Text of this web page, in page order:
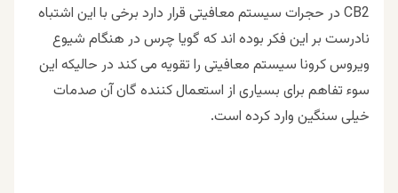
CB2 در حجرات سیستم معافیتی قرار دارد برخی با این اشتباه
نادرست بر این فکر بوده اند که گویا چرس در هنگام شیوع
ویروس کرونا سیستم معافیتی را تقویه می کند در حالیکه اين
سوء تفاهم برای بسیاری از استعمال کننده گان آن صدمات
خیلی سنگین وارد کرده است.